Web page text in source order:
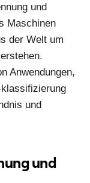
und
Maschinen
der Welt um
Anwendungen,
und
und